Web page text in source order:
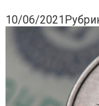
10/06/2021